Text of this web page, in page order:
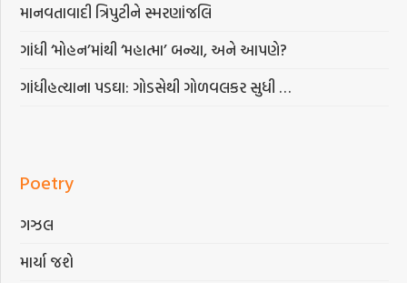
માનવતાવાદી ત્રિપુટીને સ્મરણાંજલિ
ગાંધી ‘મોહન’માંથી ‘મહાત્મા’ બન્યા, અને આપણે?
ગાંધીહત્યાના પડઘા: ગોડસેથી ગોળવલકર સુધી …
Poetry
ગઝલ
માર્યા જશે